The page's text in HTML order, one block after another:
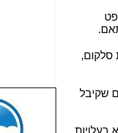
סלקום,
שקיבל
בעלויות
שבוע
הם!!!